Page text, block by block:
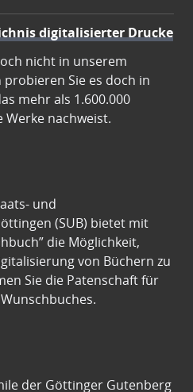
digitalisierter Drucke
nicht in unserem
Sie es doch in
mehr als 1.600.000
nachweist.
und
(SUB) bietet mit
die Möglichkeit,
von Büchern zu
Sie die Patenschaft für
der Göttinger Gutenberg